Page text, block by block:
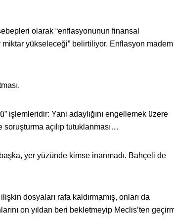
sebepleri olarak “enflasyonunun finansal
yükseleceği” belirtiliyor. Enflasyon madem
işlemleridir: Yani adaylığını engellemek üzere
soruşturma açılıp tutuklanması…
yer yüzünde kimse inanmadı. Bahçeli de
dosyaları rafa kaldırmamış, onları da
on yıldan beri bekletmeyip Meclis’ten